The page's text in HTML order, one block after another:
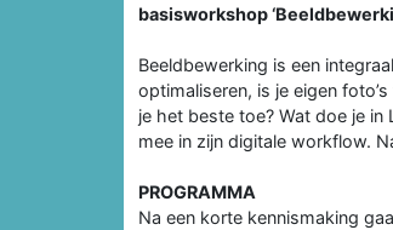
basisworkshop
Beeldbewerking is een
optimaliseren, is je eigen
je het beste toe? Wat doe je
mee in zijn digitale workflow.
PROGRAMMA
Na een korte kennismaking